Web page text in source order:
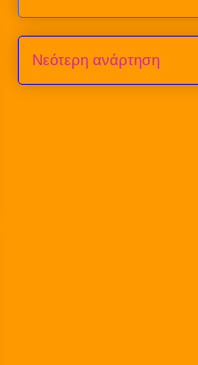
Νεότερη ανάρτηση